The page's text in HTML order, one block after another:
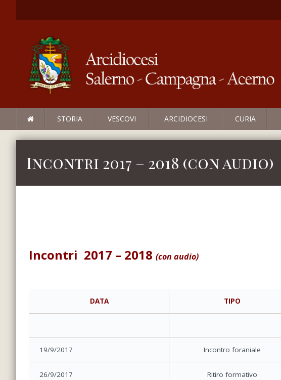
STORIA VESCOVI ARCIDIOCESI CURIA
Incontri 2017 – 2018 (con audio)
Incontri 2017 – 2018 (con audio)
DATA TIPO
19/9/2017 Incontro foraniale
26/9/2017 Ritiro formativo